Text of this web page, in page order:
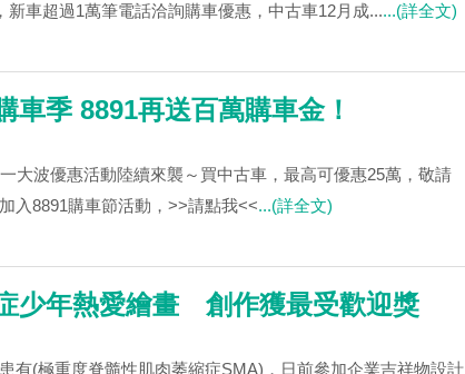
車超過1萬筆電話洽詢購車優惠，中古車12月成......(詳全文)
車季 8891再送百萬購車金！
大波優惠活動陸續來襲～買中古車，最高可優惠25萬，敬請
入8891購車節活動，>>請點我<<...(詳全文)
少年熱愛繪畫 創作獲最受歡迎獎
有(極重度脊髓性肌肉萎縮症SMA)，日前參加企業吉祥物設計